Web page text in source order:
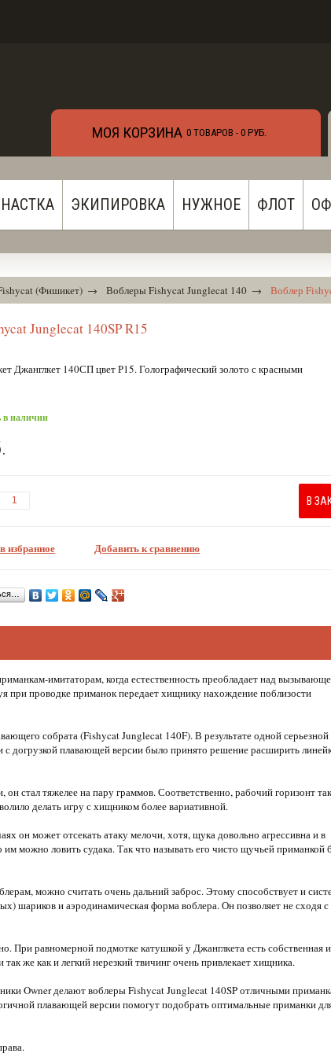
МОЯ КОРЗИНА 0 ТОВАРОВ - 0 РУБ.
ЭКИПИРОВКА НУЖНОЕ ФЛОТ
(Фишикет) → Воблеры Fishycat Junglecat 140 → Воблер
Junglecat 140SP R15
Джанглкет 140СП цвет Р15. Голографический золото с красными
в наличии
В
избранное Добавить к сравнению
имитаторам, когда естественность преобладает над
при проводке приманок передает хищнику нахождение поблизости
собрата (Fishycat Junglecat 140F). В результате одной серьезной
догрузкой плавающей версии было принято решение расширить
стал тяжелее на пару граммов. Соответственно, рабочий горизонт
делать игру с хищником более вариативной.
он может отсекать атаку мелочи, хотя, щука довольно агрессивна и в
можно ловить судака. Так что называть его чисто щучьей приманкой
можно считать очень дальний заброс. Этому способствует и
шариков и аэродинамическая форма воблера. Он позволяет не сходя с
При равномерной подмотке катушкой у Джанглкета есть собственная
же как и легкий нерезкий твичинг очень привлекает хищника.
Owner делают воблеры Fishycat Junglecat 140SP отличными
плавающей версии помогут подобрать оптимальные приманки